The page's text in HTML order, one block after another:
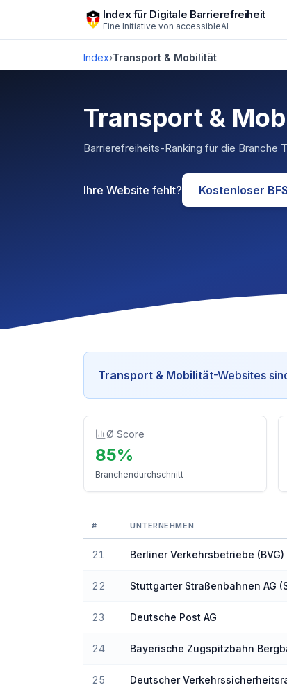
Zum Hauptinhalt springenIndex für Digitale Barrierefreiheit
Eine Initiative von accessibleAI
Index›Transport & Mobilität
Transport &
Barrierefreiheits-Ranking für die Branche
Ihre Website fehlt? Kostenloser
Transport & Mobilität-Websites
Ø Score
85%
Branchendurchschnitt
Ranking der Unternehmen nach
# UNTERNEHMEN
21 Berliner Verkehrsbetriebe (BVG)
22 Stuttgarter Straßenbahnen AG
23 Deutsche Post AG
24 Bayerische Zugspitzbahn
25
Deutscher